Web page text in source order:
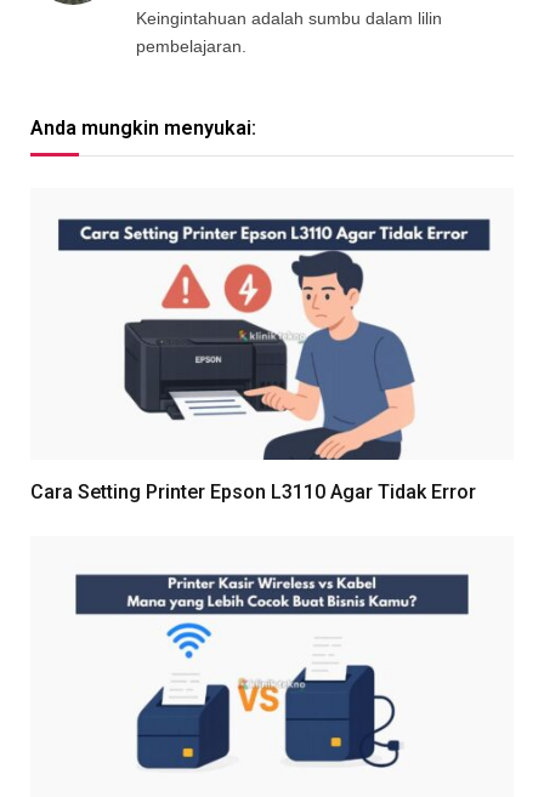
Keingintahuan adalah sumbu dalam lilin
pembelajaran.
Anda mungkin menyukai:
Cara Setting Printer Epson L3110 Agar Tidak Error